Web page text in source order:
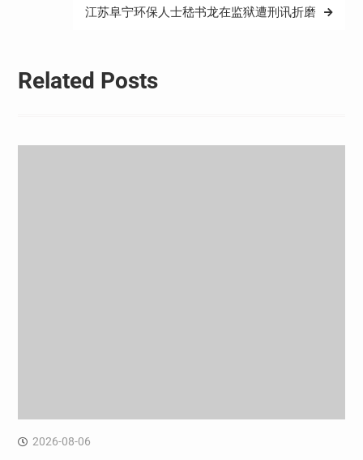
江苏阜宁环保人士嵇书龙在监狱遭刑讯折磨
Related Posts
2026-08-06